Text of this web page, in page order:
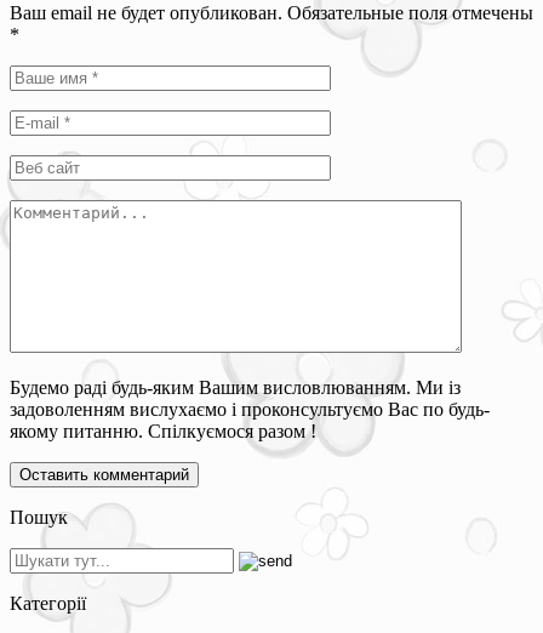
Ваш email не будет опубликован. Обязательные поля отмечены
*
Будемо раді будь-яким Вашим висловлюванням. Ми із
задоволенням вислухаємо і проконсультуємо Вас по будь-
якому питанню. Спілкуємося разом !
Пошук
Категорії